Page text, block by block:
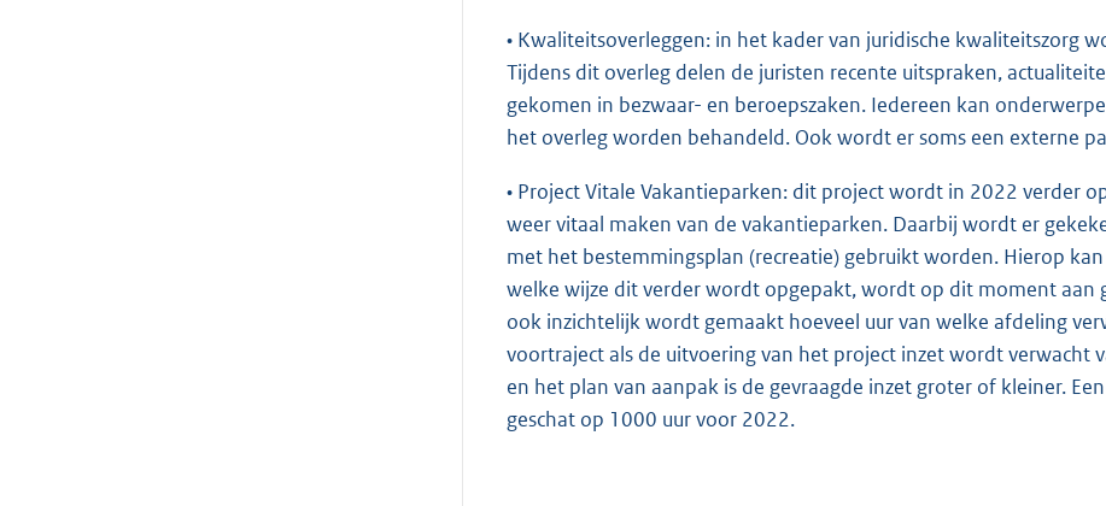
• Kwaliteitsoverleggen: in het kader van juridische kwaliteitszorg
Tijdens dit overleg delen de juristen recente uitspraken,
gekomen in bezwaar- en beroepszaken. Iedereen kan
het overleg worden behandeld. Ook wordt er soms een externe
• Project Vitale Vakantieparken: dit project wordt in 2022 verder
weer vitaal maken van de vakantieparken. Daarbij wordt er
met het bestemmingsplan (recreatie) gebruikt worden. Hierop
welke wijze dit verder wordt opgepakt, wordt op dit moment aan
ook inzichtelijk wordt gemaakt hoeveel uur van welke afdeling
voortraject als de uitvoering van het project inzet wordt verwacht
en het plan van aanpak is de gevraagde inzet groter of kleiner.
geschat op 1000 uur voor 2022.